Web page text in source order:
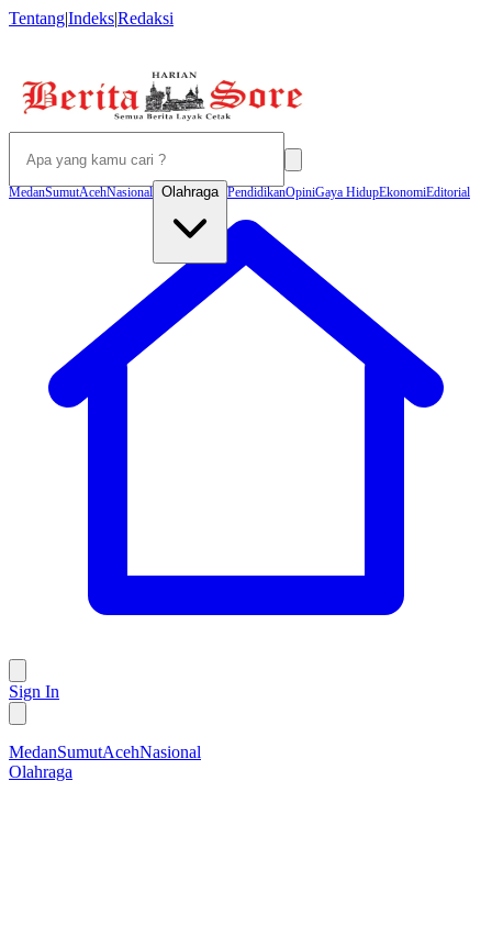
Tentang|Indeks|Redaksi
MedanSumutAcehNasional Olahraga PendidikanOpiniGaya HidupEkonomiEditorial
Sign In
MedanSumutAcehNasional
Olahraga